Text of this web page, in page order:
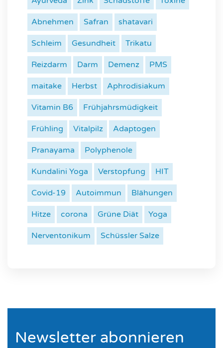
Abnehmen Safran shatavari
Schleim Gesundheit Trikatu
Reizdarm Darm Demenz PMS
maitake Herbst Aphrodisiakum
Vitamin B6 Frühjahrsmüdigkeit
Frühling Vitalpilz Adaptogen
Pranayama Polyphenole
Kundalini Yoga Verstopfung HIT
Covid-19 Autoimmun Blähungen
Hitze corona Grüne Diät Yoga
Nerventonikum Schüssler Salze
Newsletter abonnieren